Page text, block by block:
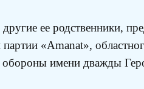
ее родственники,
«Amanat»,
обороны имени дважды